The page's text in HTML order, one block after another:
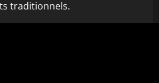
traditionnels.